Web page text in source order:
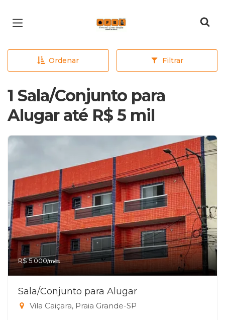
Página inicial
Ordenar Filtrar
1 Sala/Conjunto para
Alugar até R$ 5 mil
R$ 5.000/mês
Sala/Conjunto para Alugar
Vila Caiçara, Praia Grande-SP